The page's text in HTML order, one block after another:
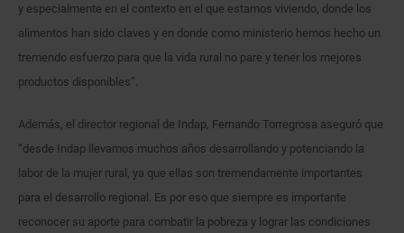
y especialmente en el contexto en el que estamos viviendo, donde los
alimentos han sido claves y en donde como ministerio hemos hecho un
tremendo esfuerzo para que la vida rural no pare y tener los mejores
productos disponibles”.
Además, el director regional de Indap, Fernando Torregrosa aseguró que
“desde Indap llevamos muchos años desarrollando y potenciando la
labor de la mujer rural, ya que ellas son tremendamente importantes
para el desarrollo regional. Es por eso que siempre es importante
reconocer su aporte para combatir la pobreza y lograr las condiciones